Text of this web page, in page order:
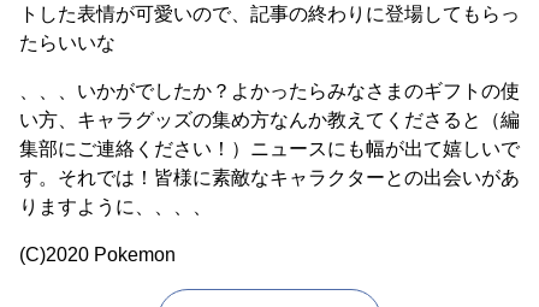
トした表情が可愛いので、記事の終わりに登場してもらっ
たらいいな
、、、いかがでしたか？よかったらみなさまのギフトの使
い方、キャラグッズの集め方なんか教えてくださると（編
集部にご連絡ください！）ニュースにも幅が出て嬉しいで
す。それでは！皆様に素敵なキャラクターとの出会いがあ
りますように、、、、
(C)2020 Pokemon